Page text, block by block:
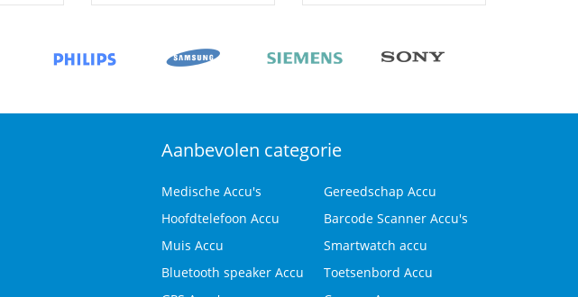
Aanbevolen categorie
Medische Accu's
Gereedschap Accu
Hoofdtelefoon Accu
Barcode Scanner Accu's
Muis Accu
Smartwatch accu
Bluetooth speaker Accu
Toetsenbord Accu